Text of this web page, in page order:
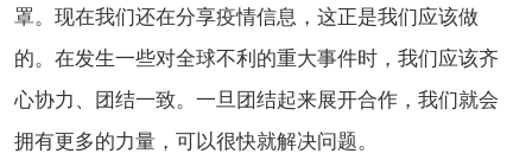
罩。现在我们还在分享疫情信息，这正是我们应该做
的。在发生一些对全球不利的重大事件时，我们应该齐
心协力、团结一致。一旦团结起来展开合作，我们就会
拥有更多的力量，可以很快就解决问题。